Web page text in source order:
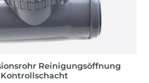
Reinigungsöffnung